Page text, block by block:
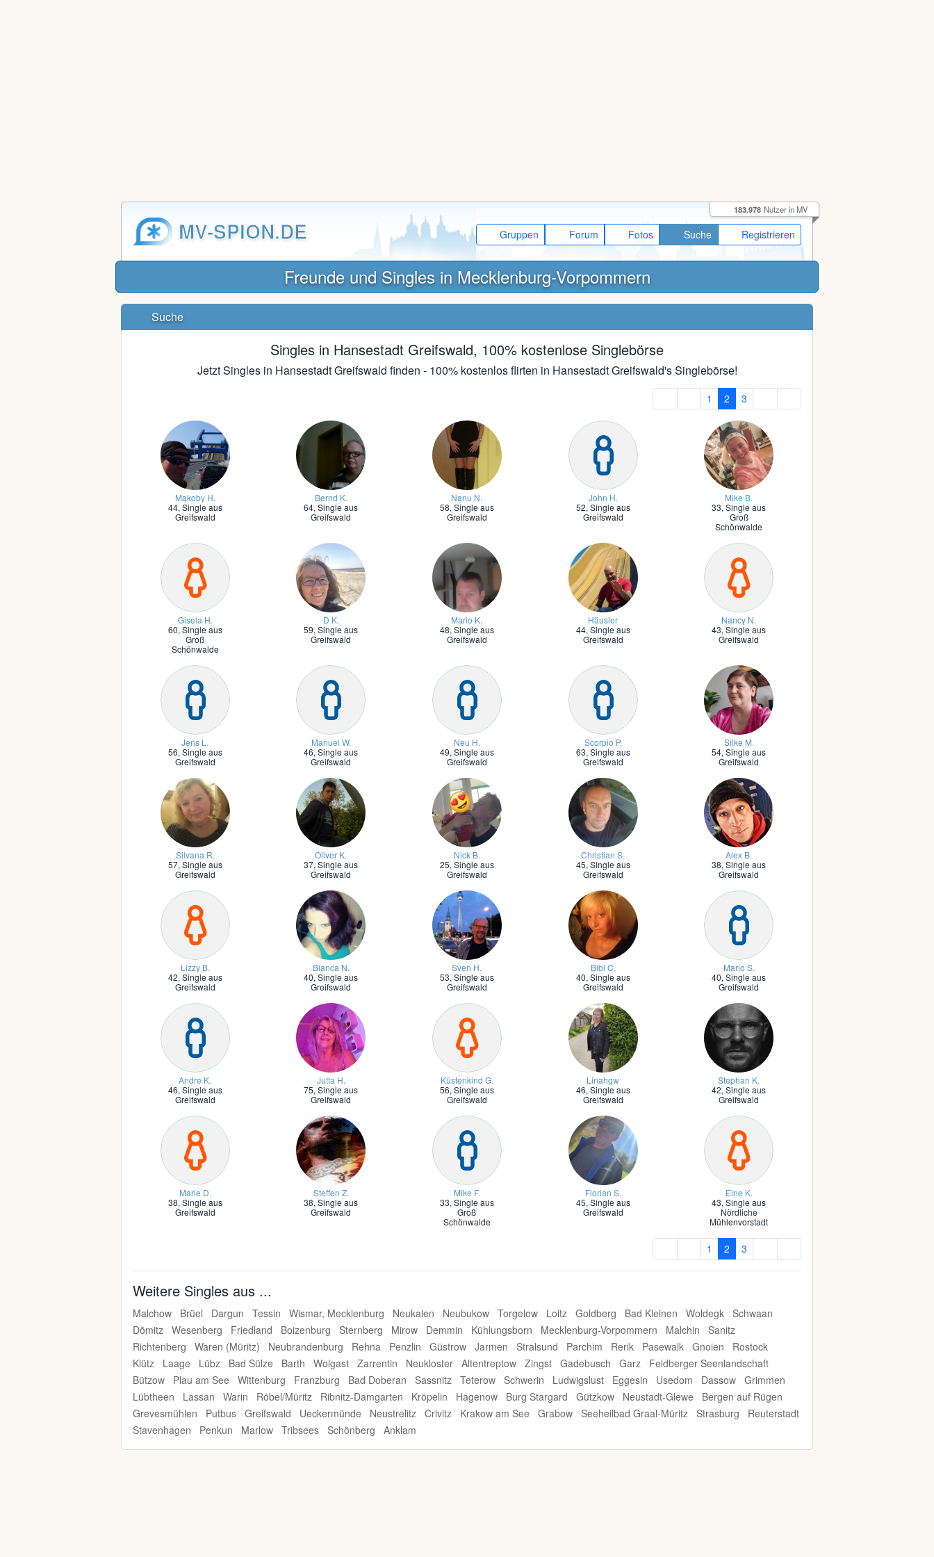
MV-SPION.DE Gruppen Forum Fotos Suche Registrieren
183.978 Nutzer in MV
Freunde und Singles in Mecklenburg-Vorpommern
Suche
Singles in Hansestadt Greifswald, 100% kostenlose Singlebörse
Jetzt Singles in Hansestadt Greifswald finden - 100% kostenlos flirten in Hansestadt Greifswald's Singlebörse!
1 2 3
Makoby H.
44, Single aus
Greifswald
Bernd K.
64,Single aus
Greifswald
Nanu N.
58, Single aus
Greifswald
John H.
52, Single aus
Greifswald
Mike B.
33,Single aus
Groß
Schönwalde
Gisela H.
60, Single aus
Groß
Schönwalde
D K.
59,Single aus
Greifswald
Mario K.
48, Single aus
Greifswald
Häusler
44, Single aus
Greifswald
Nancy N.
43,Single aus
Greifswald
Jens L.
56, Single aus
Greifswald
Manuel W.
46,Single aus
Greifswald
Neu H.
49, Single aus
Greifswald
Scorpio P.
63, Single aus
Greifswald
Silke M.
54,Single aus
Greifswald
Silvana R.
57, Single aus
Greifswald
Oliver K.
37,Single aus
Greifswald
Nick B.
25, Single aus
Greifswald
Christian S.
45, Single aus
Greifswald
Alex B.
38,Single aus
Greifswald
Lizzy B.
42, Single aus
Greifswald
Bianca N.
40,Single aus
Greifswald
Sven H.
53, Single aus
Greifswald
Bibi C.
40, Single aus
Greifswald
Mario S.
40,Single aus
Greifswald
Andre K.
46, Single aus
Greifswald
Jutta H.
75,Single aus
Greifswald
Küstenkind G.
56, Single aus
Greifswald
Linahgw
46, Single aus
Greifswald
Stephan K.
42,Single aus
Greifswald
Marie D.
38, Single aus
Greifswald
Steffen Z.
38,Single aus
Greifswald
Mike F.
33, Single aus
Groß
Schönwalde
Florian S.
45, Single aus
Greifswald
Eine K.
43,Single aus
Nördliche
Mühlenvorstadt
1 2 3
Weitere Singles aus ...
Malchow Brüel Dargun Tessin Wismar, Mecklenburg Neukalen Neubukow Torgelow Loitz Goldberg Bad Kleinen Woldegk Schwaan
Dömitz Wesenberg Friedland Boizenburg Sternberg Mirow Demmin Kühlungsborn Mecklenburg-Vorpommern Malchin
Sanitz
Richtenberg
Waren (Müritz) Neubrandenburg Rehna Penzlin Güstrow Jarmen Stralsund Parchim Rerik Pasewalk Gnoien
Rostock
Klütz
Laage Lübz Bad Sülze Barth Wolgast Zarrentin Neukloster Altentreptow Zingst Gadebusch Garz
Feldberger Seenlandschaft
Bützow
Plau am See Wittenburg Franzburg Bad Doberan Sassnitz Teterow Schwerin Ludwigslust Eggesin Usedom Dassow Grimmen
Lübtheen
Lassan Warin Röbel/Müritz Ribnitz-Damgarten Kröpelin Hagenow Burg Stargard Gützkow Neustadt-Glewe
Bergen auf Rügen
Grevesmühlen
Putbus Greifswald Ueckermünde Neustrelitz Crivitz Krakow am See Grabow Seeheilbad Graal-Müritz Strasburg
Reuterstadt
Stavenhagen
Penkun Marlow Tribsees Schönberg Anklam